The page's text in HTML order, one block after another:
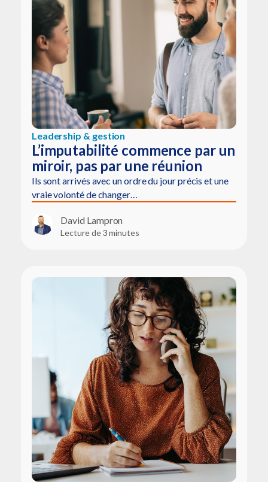
Leadership & gestion
L’imputabilité commence par un
miroir, pas par une réunion
Ils sont arrivés avec un ordre du jour précis et une
vraie volonté de changer…
David Lampron
Lecture de 3 minutes